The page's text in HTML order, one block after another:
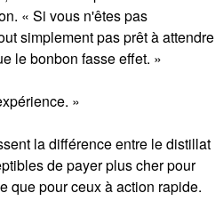
« Si vous n'êtes pas
simplement pas prêt à attendre
le bonbon fasse effet. »
»
la différence entre le distillat
de payer plus cher pour
que pour ceux à action rapide.